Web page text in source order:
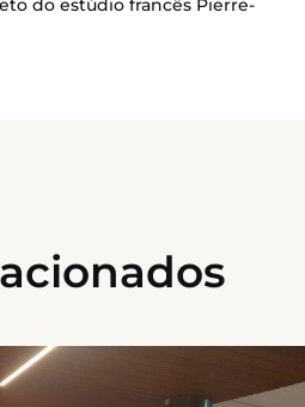
do estúdio francês Pierre-